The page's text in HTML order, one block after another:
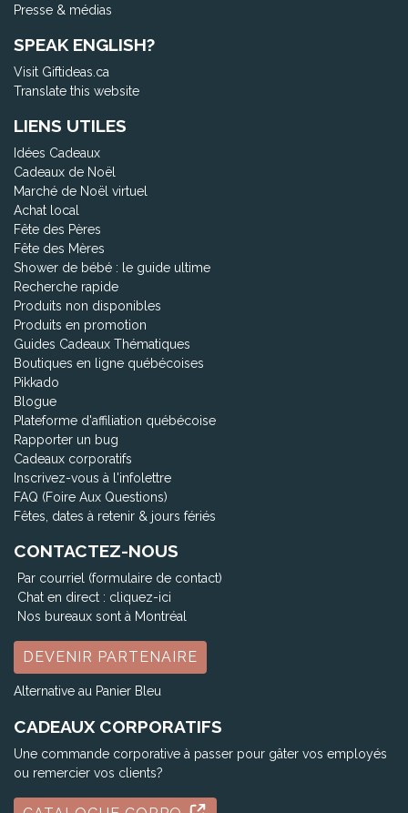
Presse & médias
SPEAK ENGLISH?
Visit Giftideas.ca
Translate this website
LIENS UTILES
Idées Cadeaux
Cadeaux de Noël
Marché de Noël virtuel
Achat local
Fête des Pères
Fête des Mères
Shower de bébé : le guide ultime
Recherche rapide
Produits non disponibles
Produits en promotion
Guides Cadeaux Thématiques
Boutiques en ligne québécoises
Pikkado
Blogue
Plateforme d'affiliation québécoise
Rapporter un bug
Cadeaux corporatifs
Inscrivez-vous à l'infolettre
FAQ (Foire Aux Questions)
Fêtes, dates à retenir & jours fériés
CONTACTEZ-NOUS
Par courriel (formulaire de contact)
Chat en direct : cliquez-ici
Nos bureaux sont à Montréal
DEVENIR PARTENAIRE
Alternative au Panier Bleu
CADEAUX CORPORATIFS
Une commande corporative à passer pour gâter vos employés
ou remercier vos clients?